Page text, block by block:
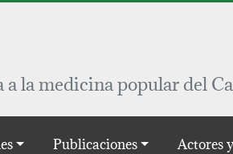
la medicina popular del
Publicaciones Actores